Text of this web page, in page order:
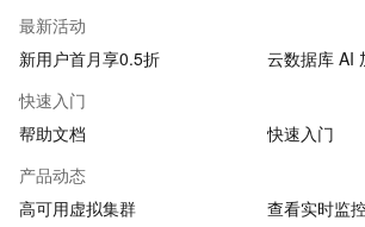
最新活动
新用户首月享0.5折
云数据库 AI
快速入门
帮助文档
快速入门
产品动态
高可用虚拟集群
查看实时监